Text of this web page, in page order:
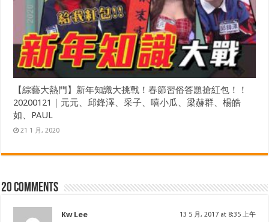
【綜藝大熱門】新年知識大挑戰！春節習俗答題搶紅包！！
20200121｜元元、邱鋒澤、采子、嘻小瓜、梁赫群、楊皓
如、PAUL
21 1 月, 2020
20 comments
Kw Lee 13 5 月, 2017 at 8:35 上午